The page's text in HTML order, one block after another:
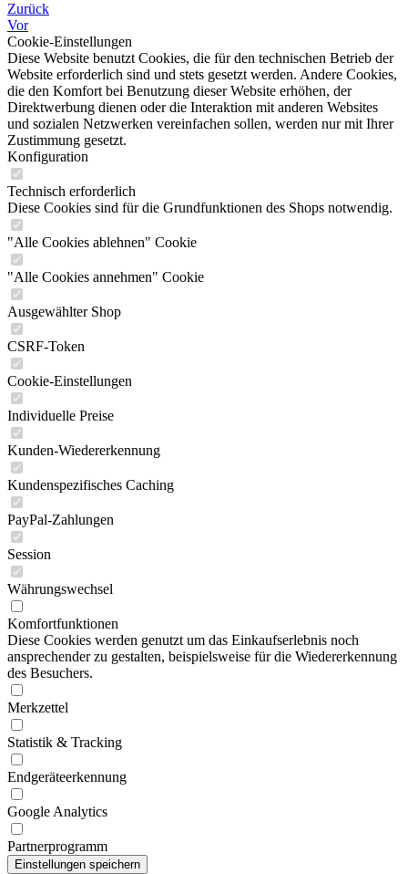
Zurück
Vor
Cookie-Einstellungen
Diese Website benutzt Cookies, die für den technischen Betrieb der
Website erforderlich sind und stets gesetzt werden. Andere Cookies,
die den Komfort bei Benutzung dieser Website erhöhen, der
Direktwerbung dienen oder die Interaktion mit anderen Websites
und sozialen Netzwerken vereinfachen sollen, werden nur mit Ihrer
Zustimmung gesetzt.
Konfiguration
Technisch erforderlich
Diese Cookies sind für die Grundfunktionen des Shops notwendig.
"Alle Cookies ablehnen" Cookie
"Alle Cookies annehmen" Cookie
Ausgewählter Shop
CSRF-Token
Cookie-Einstellungen
Individuelle Preise
Kunden-Wiedererkennung
Kundenspezifisches Caching
PayPal-Zahlungen
Session
Währungswechsel
Komfortfunktionen
Diese Cookies werden genutzt um das Einkaufserlebnis noch
ansprechender zu gestalten, beispielsweise für die Wiedererkennung
des Besuchers.
Merkzettel
Statistik & Tracking
Endgeräteerkennung
Google Analytics
Partnerprogramm